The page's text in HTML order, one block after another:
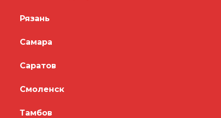
Рязань
Самара
Саратов
Смоленск
Тамбов